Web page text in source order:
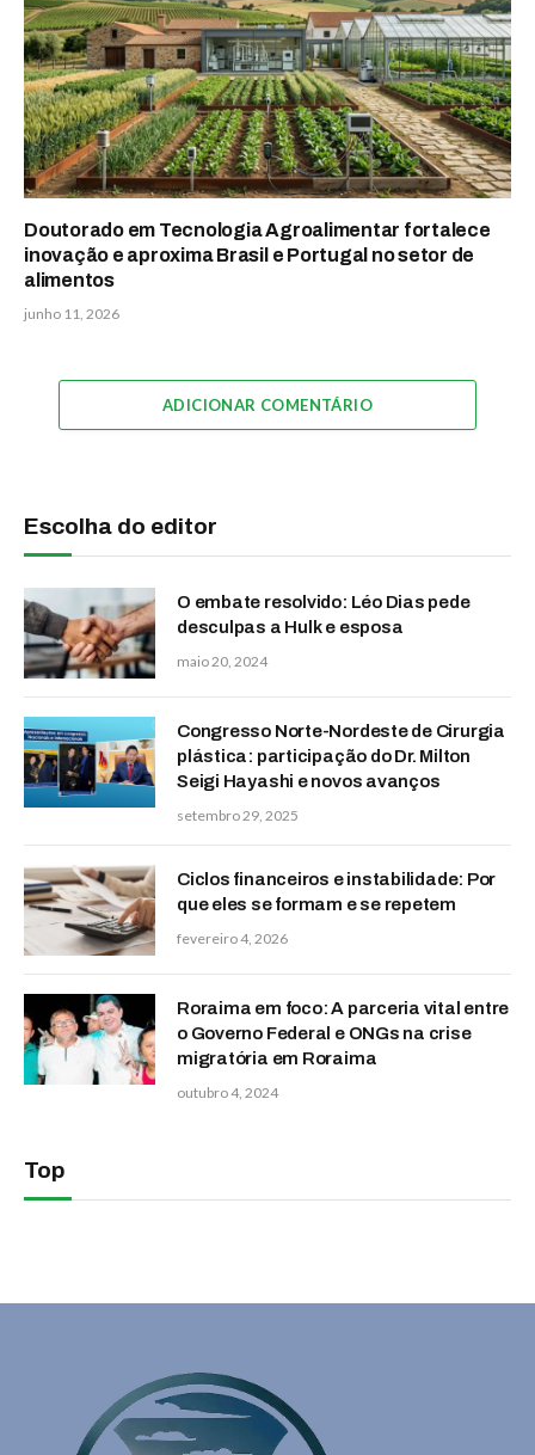
Doutorado em Tecnologia Agroalimentar fortalece
inovação e aproxima Brasil e Portugal no setor de
alimentos
junho 11, 2026
ADICIONAR COMENTÁRIO
Escolha do editor
O embate resolvido: Léo Dias pede
desculpas a Hulk e esposa
maio 20, 2024
Congresso Norte-Nordeste de Cirurgia
plástica: participação do Dr. Milton
Seigi Hayashi e novos avanços
setembro 29, 2025
Ciclos financeiros e instabilidade: Por
que eles se formam e se repetem
fevereiro 4, 2026
Roraima em foco: A parceria vital entre
o Governo Federal e ONGs na crise
migratória em Roraima
outubro 4, 2024
Top